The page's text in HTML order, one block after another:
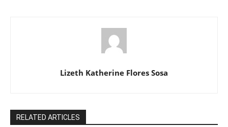
Lizeth Katherine Flores Sosa
RELATED ARTICLES